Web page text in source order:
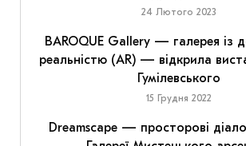
24 Лютого 2023
BAROQUE Gallery — галерея із
реальністю (AR) — відкрила
Гумілевського
15 Грудня 2022
Dreamscape — просторові